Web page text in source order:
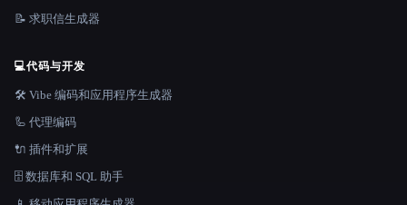
📝 求职信生成器
💻代码与开发
🛠️ Vibe 编码和应用程序生成器
🦾 代理编码
🔌 插件和扩展
🗄️ 数据库和 SQL 助手